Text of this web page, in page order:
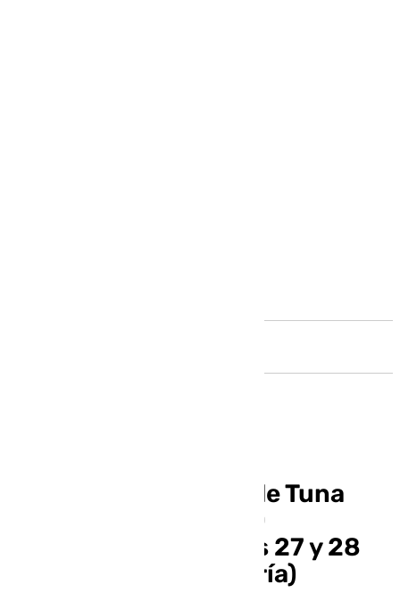
El XXV Juntamento de Tuna
España reunirá a 200
participantes los días 27 y 28
de septiembre (Almería)